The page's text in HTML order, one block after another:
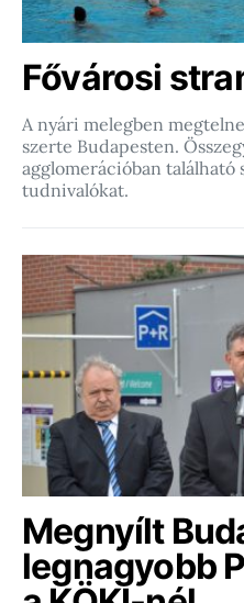
Fővárosi
A nyári melegben
szerte Budapesten.
agglomerációban található
tudnivalókat.
Megnyílt
legnagyobb